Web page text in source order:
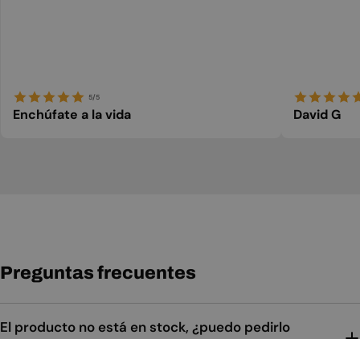
5/5
Enchúfate a la vida David G
Preguntas frecuentes
El producto no está en stock, ¿puedo pedirlo